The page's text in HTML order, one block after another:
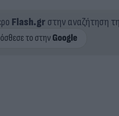
Flash.grστην αναζήτηση